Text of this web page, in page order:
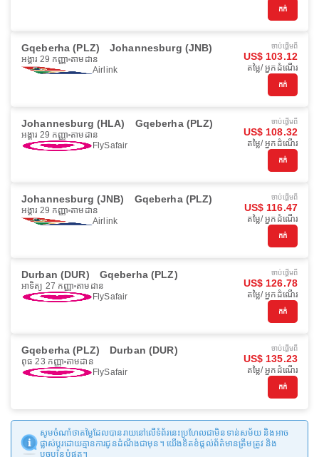
កក់
Gqeberha (PLZ) Johannesburg (JNB)
អង្គារ 29 កញ្ញា តាមដាន
Airlink
ចាប់ផ្ដើមពី
US$ 103.12
តម្លៃ/ អ្នកដំណើរ
កក់
Johannesburg (HLA) Gqeberha (PLZ)
អង្គារ 29 កញ្ញា តាមដាន
FlySafair
ចាប់ផ្ដើមពី
US$ 108.32
តម្លៃ/ អ្នកដំណើរ
កក់
Johannesburg (JNB) Gqeberha (PLZ)
អង្គារ 29 កញ្ញា តាមដាន
Airlink
ចាប់ផ្ដើមពី
US$ 116.47
តម្លៃ/ អ្នកដំណើរ
កក់
Durban (DUR) Gqeberha (PLZ)
អាទិត្យ 27 កញ្ញា តាមដាន
FlySafair
ចាប់ផ្ដើមពី
US$ 126.78
តម្លៃ/ អ្នកដំណើរ
កក់
Gqeberha (PLZ) Durban (DUR)
ពុធ 23 កញ្ញា តាមដាន
FlySafair
ចាប់ផ្ដើមពី
US$ 135.23
តម្លៃ/ អ្នកដំណើរ
កក់
សូមចំណាំថាតម្លៃដែលបានរាយនៅលើទំព័រនេះប្រហែលជាមិនទាន់សម័យ និងអាច
ផ្លាស់ប្តូរដោយគ្មានការជូនដំណឹងជាមុន។ យើងខិតខំផ្តល់ព័ត៌មានត្រឹមត្រូវ និង
បច្ចុប្បន្នបំផុត។